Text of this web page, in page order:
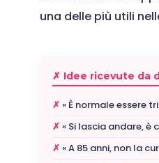
una delle più utili
✗ Idee ricevute da
« È normale essere
« Si lascia andare, è
« A 85 anni, non la